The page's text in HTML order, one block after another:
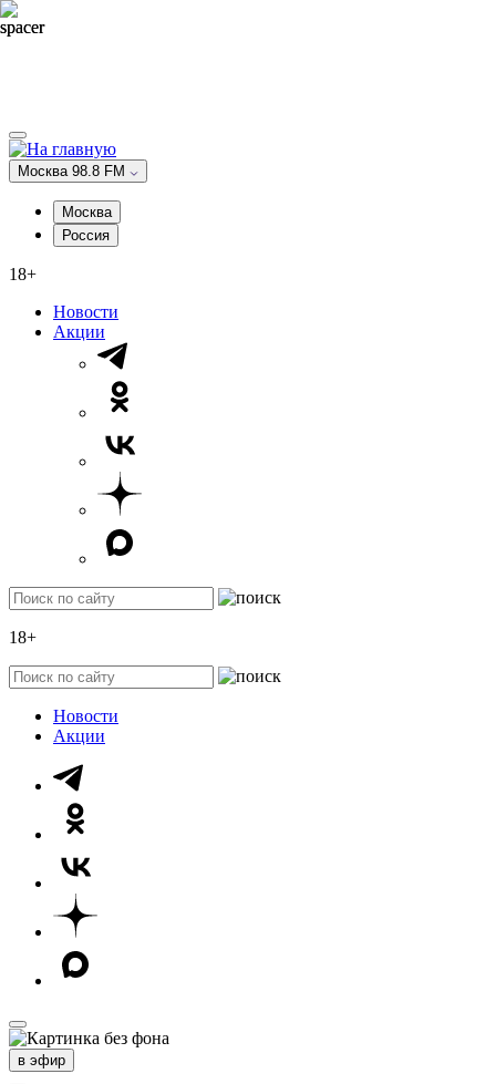
Москва 98.8 FM
Москва
Россия
18+
Новости
Акции
18+
Новости
Акции
в эфир